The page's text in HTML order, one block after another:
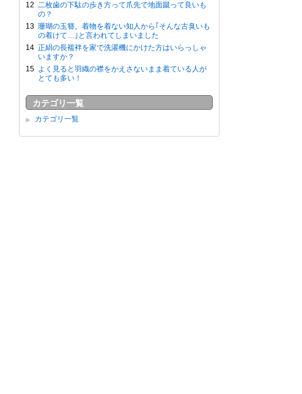
二枚歯の下駄の歩き方って爪先で地面蹴って良いも
の？
珊瑚の玉簪。着物を着ない知人から｢そんな古臭いも
の着けて…｣と言われてしまいました
正絹の長襦袢を家で洗濯機にかけた方はいらっしゃ
いますか？
よく見ると羽織の襟をかえさないまま着ている人が
とても多い！
カテゴリ一覧
カテゴリ一覧